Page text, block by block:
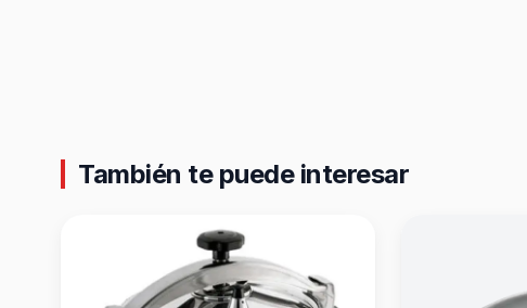
También te puede interesar